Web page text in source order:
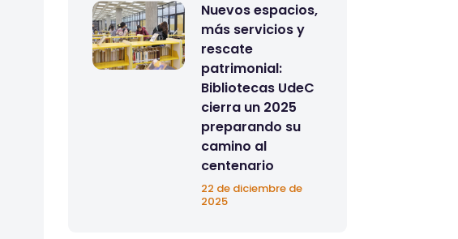
Nuevos espacios,
más servicios y
rescate
patrimonial:
Bibliotecas UdeC
cierra un 2025
preparando su
camino al
centenario
22 de diciembre de
2025